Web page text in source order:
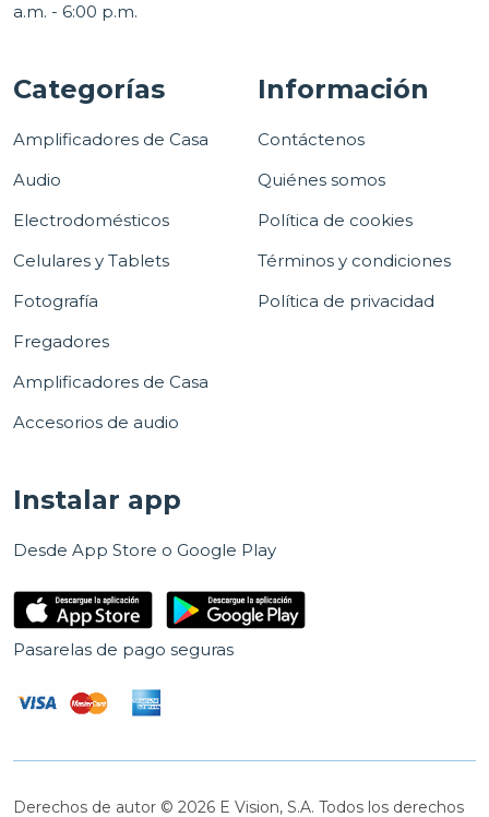
a.m. - 6:00 p.m.
Categorías
Amplificadores de Casa
Audio
Electrodomésticos
Celulares y Tablets
Fotografía
Fregadores
Amplificadores de Casa
Accesorios de audio
Información
Contáctenos
Quiénes somos
Política de cookies
Términos y condiciones
Política de privacidad
Instalar app
Desde App Store o Google Play
Pasarelas de pago seguras
Derechos de autor © 2026 E Vision, S.A. Todos los derechos